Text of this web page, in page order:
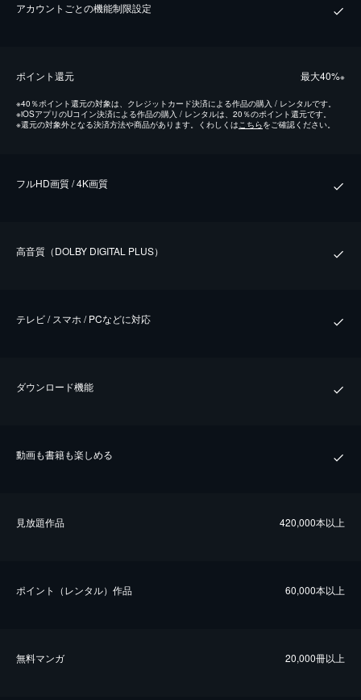
アカウントごとの機能制限設定
ポイント還元 最⼤40%※
※40％ポイント還元の対象は、クレジットカード決済による作品の購入 / レンタルです。
※iOSアプリのUコイン決済による作品の購入 / レンタルは、20％のポイント還元です。
※還元の対象外となる決済方法や商品があります。くわしくはこちらをご確認ください。
フルHD画質 / 4K画質
⾼⾳質（DOLBY DIGITAL PLUS）
テレビ / スマホ / PCなどに対応
ダウンロード機能
動画も書籍も楽しめる
⾒放題作品 420,000本以上
ポイント（レンタル）作品 60,000本以上
無料マンガ 20,000冊以上